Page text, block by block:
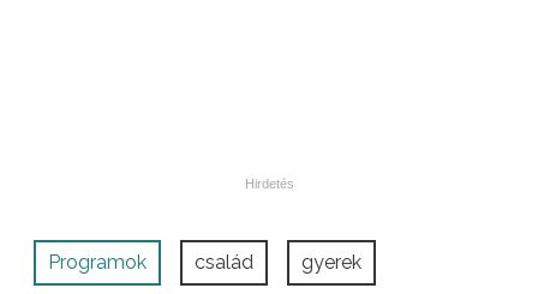
Programok család gyerek